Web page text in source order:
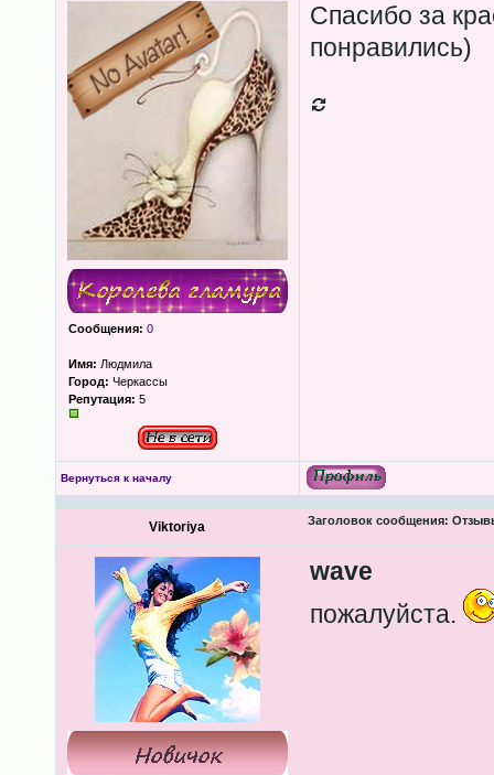
Сообщения: 0
Имя: Людмила
Город: Черкассы
Репутация: 5
Спасибо за
понравились)
Вернуться к началу
Viktoriya Заголовок сообщения:
wave
пожалуйста.